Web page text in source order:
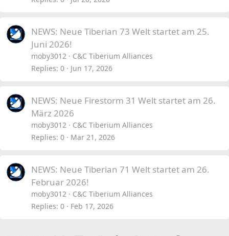
Die Speed World 1 – startet am Mittwoch den 4,
Mai, um 12:00 Uhr deutscher Zeit.
NEWS: Neue Tiberian 73 Welt startet am 25.
Juni 2026!
moby3012
C&C Tiberium Alliances
Replies 0 Jun 17, 2026
NEWS: Neue Firestorm 31 Welt startet am 26.
März 2026
moby3012
C&C Tiberium Alliances
Replies 0 Mar 21, 2026
NEWS: Neue Tiberian 71 Welt startet am 26.
Februar 2026!
moby3012
C&C Tiberium Alliances
Replies 0 Feb 17, 2026